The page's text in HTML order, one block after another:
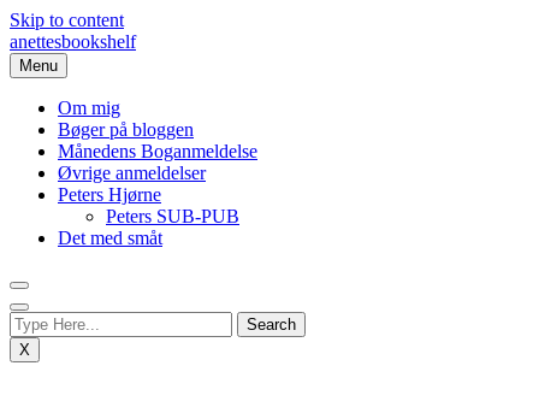
Skip to content
anettesbookshelf
Menu
Om mig
Bøger på bloggen
Månedens Boganmeldelse
Øvrige anmeldelser
Peters Hjørne
Peters SUB-PUB
Det med småt
X